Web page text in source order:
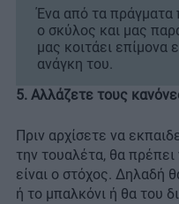
Ένα από τα πράγματα
ο σκύλος και μας
μας κοιτάει επίμονα
ανάγκη του.
5. Αλλάζετε τους
Πριν αρχίσετε να
την τουαλέτα, θα
είναι ο στόχος. Δηλαδή
ή το μπαλκόνι ή θα του